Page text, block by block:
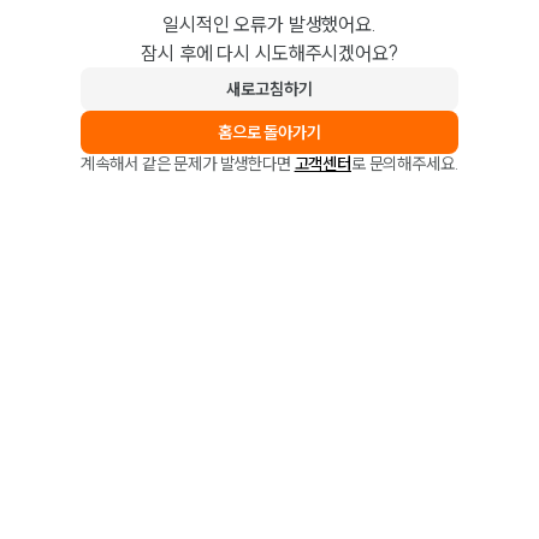
일시적인 오류가 발생했어요.
잠시 후에 다시 시도해주시겠어요?
새로고침하기
홈으로 돌아가기
계속해서 같은 문제가 발생한다면 고객센터로 문의해주세요.